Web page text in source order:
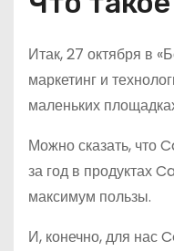
Итак, 27 октября в
маркетинг и
маленьких
Можно сказать, что
за год в продуктах
максимум пользы.
И, конечно, для нас